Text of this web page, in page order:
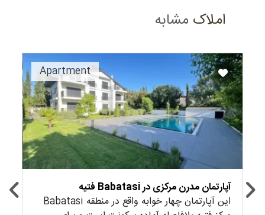
املاک مشابه
Apartment
Recommended
آپارتمان مدرن مرکزی در Babatasi فتیه
این آپارتمان چهار خوابه واقع در منطقه Babatasi